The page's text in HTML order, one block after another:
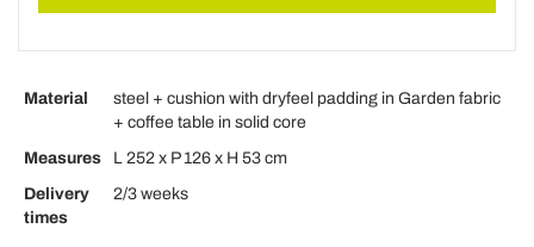
Material
steel + cushion with dryfeel padding in Garden fabric
+ coffee table in solid core
Measures
L 252 x P 126 x H 53 cm
Delivery
times
2/3 weeks